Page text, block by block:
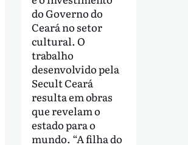
do Governo do
Ceará no setor
cultural. O
trabalho
desenvolvido pela
Secult Ceará
resulta em obras
que revelam o
estado para o
mundo. “A filha do